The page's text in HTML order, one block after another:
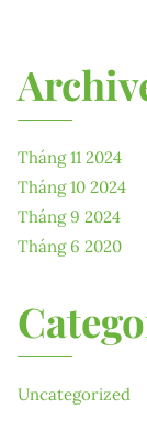
Tháng 11 2024
Tháng 10 2024
Tháng 9 2024
Tháng 6 2020
Uncategorized